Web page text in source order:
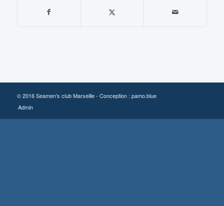
© 2016 Seamen's club Marseille - Conception : pamo.blue
Admin